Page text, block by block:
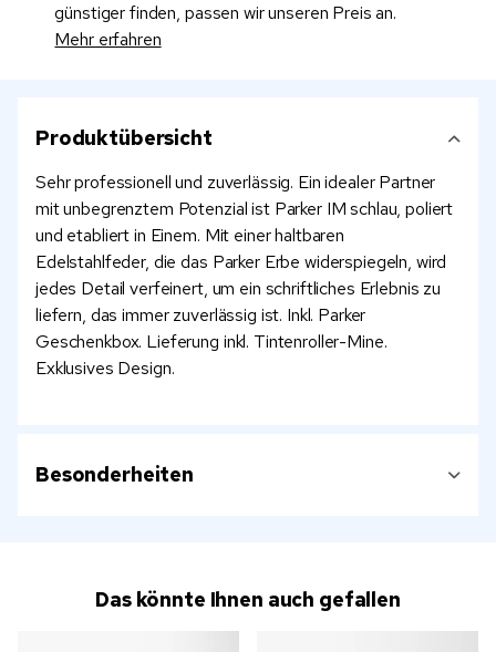
günstiger finden, passen wir unseren Preis an.
Mehr erfahren
Produktübersicht
Sehr professionell und zuverlässig. Ein idealer Partner
mit unbegrenztem Potenzial ist Parker IM schlau, poliert
und etabliert in Einem. Mit einer haltbaren
Edelstahlfeder, die das Parker Erbe widerspiegeln, wird
jedes Detail verfeinert, um ein schriftliches Erlebnis zu
liefern, das immer zuverlässig ist. Inkl. Parker
Geschenkbox. Lieferung inkl. Tintenroller-Mine.
Exklusives Design.
Besonderheiten
Das könnte Ihnen auch gefallen